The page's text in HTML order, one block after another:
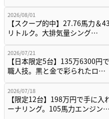
2026/08/01
【スクープ的中】27.76馬力＆
リトルク。大排気量シング…
2026/07/21
【日本限定5台】135万6300円
職人技。黒と金で彩られたロ…
2026/07/18
【限定12台】198万円で手に入
ーナリング。105馬力エンジン…